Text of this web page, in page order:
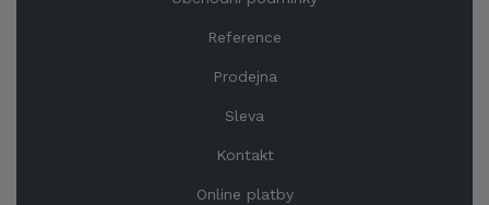
Reference
Prodejna
Sleva
Kontakt
Online platby